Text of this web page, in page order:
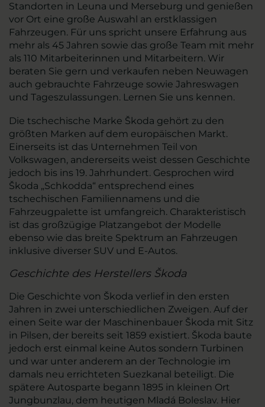
Standorten in Leuna und Merseburg und genießen
vor Ort eine große Auswahl an erstklassigen
Fahrzeugen. Für uns spricht unsere Erfahrung aus
mehr als 45 Jahren sowie das große Team mit mehr
als 110 Mitarbeiterinnen und Mitarbeitern. Wir
beraten Sie gern und verkaufen neben Neuwagen
auch gebrauchte Fahrzeuge sowie Jahreswagen
und Tageszulassungen. Lernen Sie uns kennen.
Die tschechische Marke Škoda gehört zu den
größten Marken auf dem europäischen Markt.
Einerseits ist das Unternehmen Teil von
Volkswagen, andererseits weist dessen Geschichte
jedoch bis ins 19. Jahrhundert. Gesprochen wird
Škoda „Schkodda“ entsprechend eines
tschechischen Familiennamens und die
Fahrzeugpalette ist umfangreich. Charakteristisch
ist das großzügige Platzangebot der Modelle
ebenso wie das breite Spektrum an Fahrzeugen
inklusive diverser SUV und E-Autos.
Geschichte des Herstellers Škoda
Die Geschichte von Škoda verlief in den ersten
Jahren in zwei unterschiedlichen Zweigen. Auf der
einen Seite war der Maschinenbauer Škoda mit Sitz
in Pilsen, der bereits seit 1859 existiert. Škoda baute
jedoch erst einmal keine Autos sondern Turbinen
und war unter anderem an der Technologie im
damals neu errichteten Suezkanal beteiligt. Die
spätere Autosparte begann 1895 in kleinen Ort
Jungbunzlau, dem heutigen Mladá Boleslav. Hier